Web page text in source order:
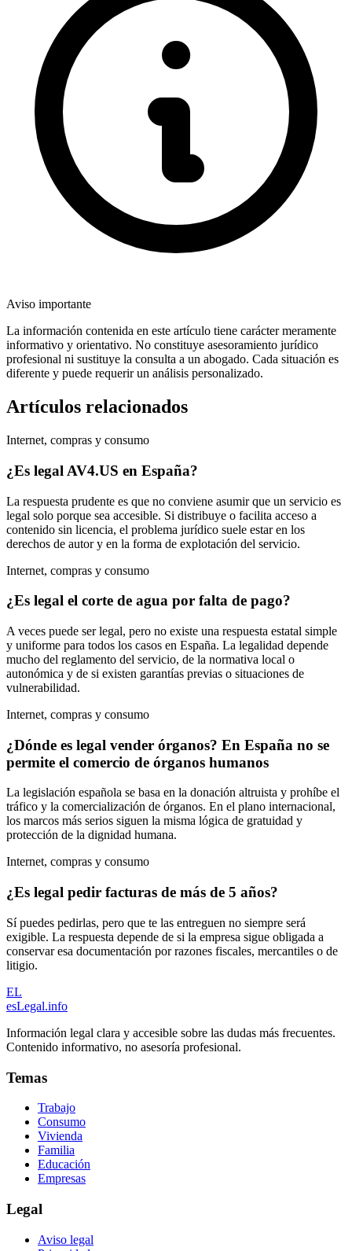
Aviso importante
La información contenida en este artículo tiene carácter meramente
informativo y orientativo. No constituye asesoramiento jurídico
profesional ni sustituye la consulta a un abogado. Cada situación es
diferente y puede requerir un análisis personalizado.
Artículos relacionados
Internet, compras y consumo
¿Es legal AV4.US en España?
La respuesta prudente es que no conviene asumir que un servicio es
legal solo porque sea accesible. Si distribuye o facilita acceso a
contenido sin licencia, el problema jurídico suele estar en los
derechos de autor y en la forma de explotación del servicio.
Internet, compras y consumo
¿Es legal el corte de agua por falta de pago?
A veces puede ser legal, pero no existe una respuesta estatal simple
y uniforme para todos los casos en España. La legalidad depende
mucho del reglamento del servicio, de la normativa local o
autonómica y de si existen garantías previas o situaciones de
vulnerabilidad.
Internet, compras y consumo
¿Dónde es legal vender órganos? En España no se
permite el comercio de órganos humanos
La legislación española se basa en la donación altruista y prohíbe el
tráfico y la comercialización de órganos. En el plano internacional,
los marcos más serios siguen la misma lógica de gratuidad y
protección de la dignidad humana.
Internet, compras y consumo
¿Es legal pedir facturas de más de 5 años?
Sí puedes pedirlas, pero que te las entreguen no siempre será
exigible. La respuesta depende de si la empresa sigue obligada a
conservar esa documentación por razones fiscales, mercantiles o de
litigio.
EL
esLegal.info
Información legal clara y accesible sobre las dudas más frecuentes.
Contenido informativo, no asesoría profesional.
Temas
Trabajo
Consumo
Vivienda
Familia
Educación
Empresas
Legal
Aviso legal